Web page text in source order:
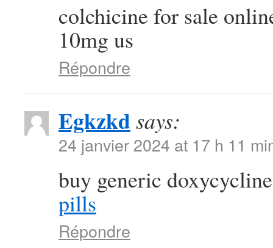
colchicine for sale
10mg us
Répondre
Egkzkdsays:
24 janvier 2024 at 17 h 11
buy generic
pills
Répondre